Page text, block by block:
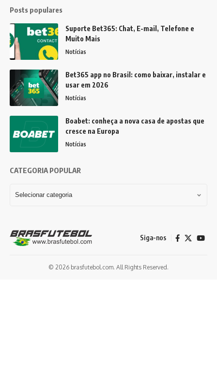
Posts populares
Suporte Bet365: Chat, E-mail, Telefone e
Muito Mais
Notícias
Bet365 app no Brasil: como baixar, instalar e
usar em 2026
Notícias
Boabet: conheça a nova casa de apostas que
cresce na Europa
Notícias
CATEGORIA POPULAR
Siga-nos
© 2026 brasfutebol.com. All Rights Reserved.